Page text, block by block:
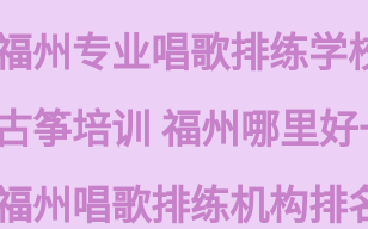
州专业唱歌排练学
筝培训 福州哪里
州唱歌排练机构排